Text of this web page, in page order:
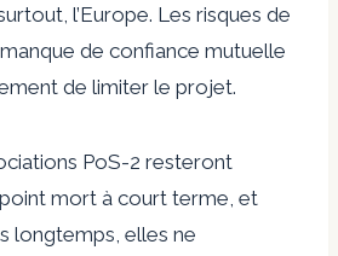
l’Europe. Les risques de
de confiance mutuelle
de limiter le projet.
PoS-2 resteront
mort à court terme, et
longtemps, elles ne